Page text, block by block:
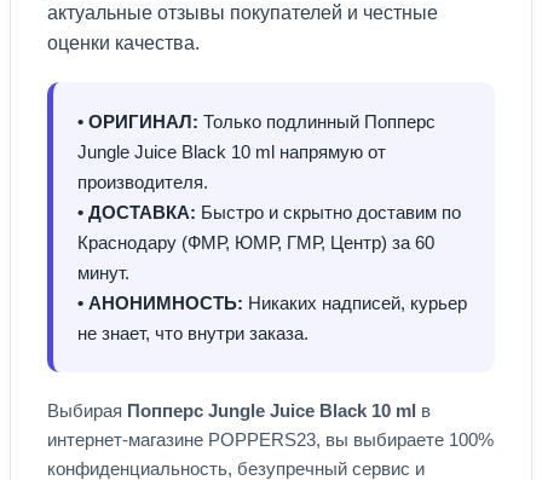
актуальные отзывы покупателей и честные
оценки качества.
• ОРИГИНАЛ: Только подлинный Попперс
Jungle Juice Black 10 ml напрямую от
производителя.
• ДОСТАВКА: Быстро и скрытно доставим по
Краснодару (ФМР, ЮМР, ГМР, Центр) за 60
минут.
• АНОНИМНОСТЬ: Никаких надписей, курьер
не знает, что внутри заказа.
Выбирая Попперс Jungle Juice Black 10 ml в
интернет-магазине POPPERS23, вы выбираете 100%
конфиденциальность, безупречный сервис и